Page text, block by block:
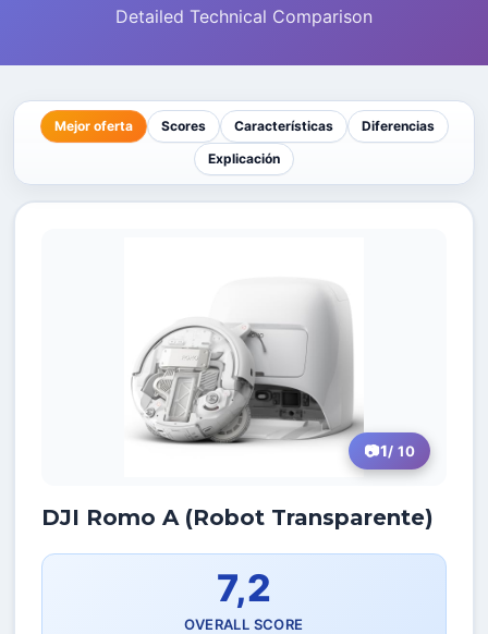
Detailed Technical Comparison
Mejor oferta Scores Características
Diferencias
Explicación
1/ 10
DJI Romo A (Robot Transparente)
7,2
OVERALL SCORE